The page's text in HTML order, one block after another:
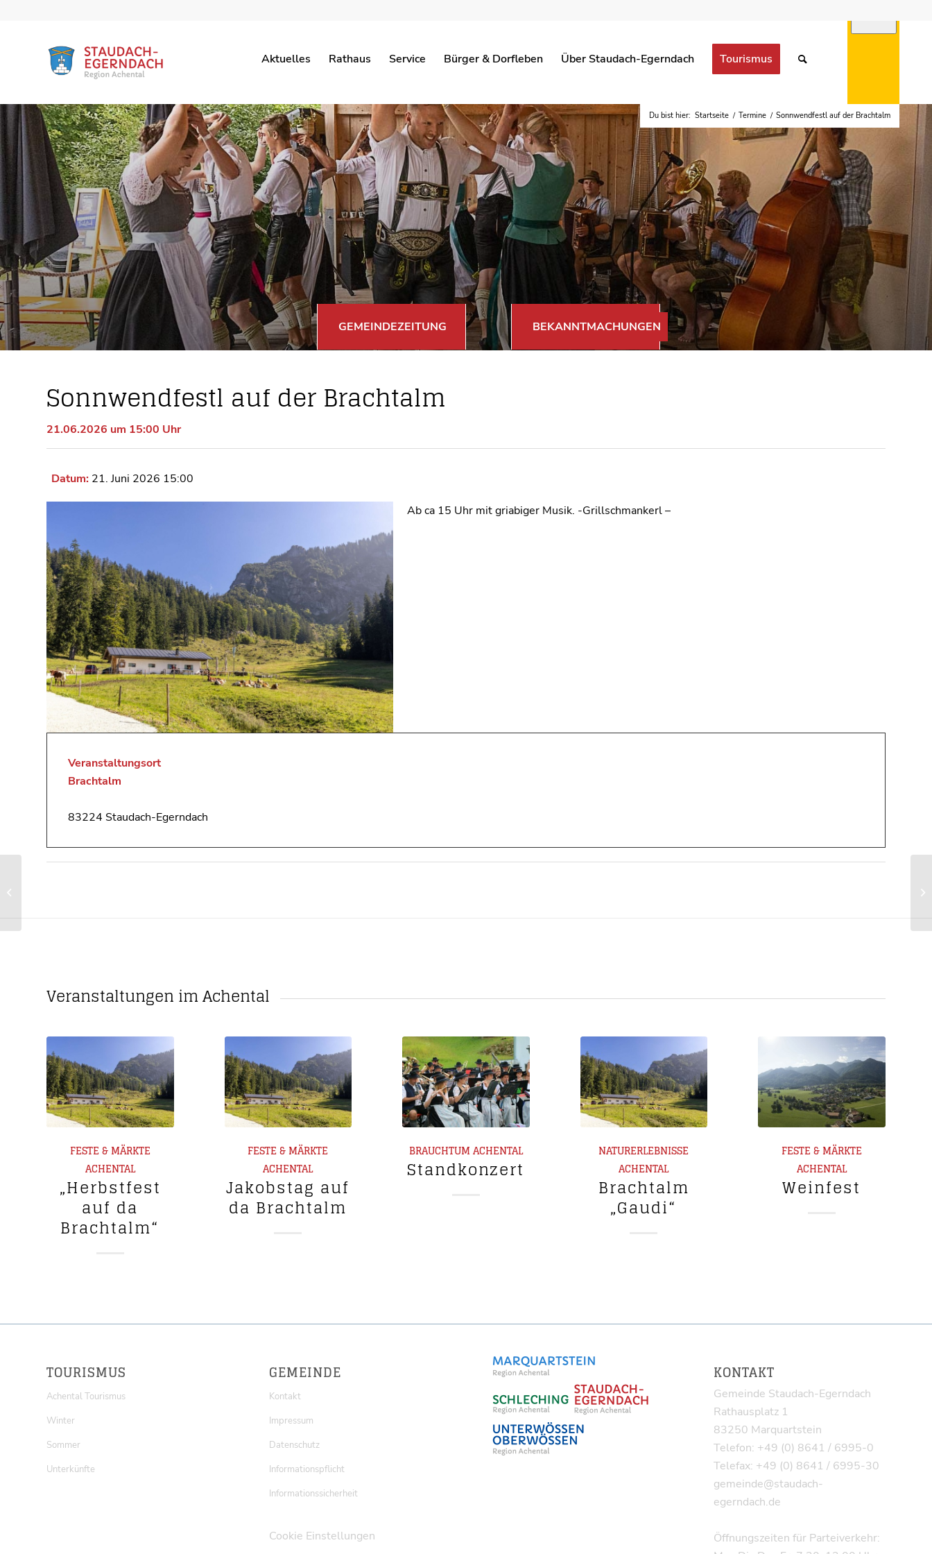
Aktuelles Rathaus Service Bürger & Dorfleben Über Staudach-Egerndach Tourismus
Du bist hier: Startseite / Termine / Sonnwendfestl auf der Brachtalm
GEMEINDEZEITUNG BEKANNTMACHUNGEN
Sonnwendfestl auf der Brachtalm
21.06.2026 um 15:00 Uhr
Datum: 21. Juni 2026 15:00
Ab ca 15 Uhr mit griabiger Musik. -Grillschmankerl –
Veranstaltungsort
Brachtalm
83224 Staudach-Egerndach
Veranstaltungen im Achental
FESTE & MÄRKTE
ACHENTAL
„Herbstfest
auf da
Brachtalm“
FESTE & MÄRKTE
ACHENTAL
Jakobstag auf
da Brachtalm
BRAUCHTUMACHENTAL
Standkonzert
NATURERLEBNISSE
ACHENTAL
Brachtalm
„Gaudi“
FESTE & MÄRKTE
ACHENTAL
Weinfest
TOURISMUS
Achental Tourismus
Winter
Sommer
Unterkünfte
GEMEINDE
Kontakt
Impressum
Datenschutz
Informationspflicht
Informationssicherheit
Cookie Einstellungen
KONTAKT
Gemeinde Staudach-Egerndach
Rathausplatz 1
83250 Marquartstein
Telefon: +49 (0) 8641 / 6995-0
Telefax: +49 (0) 8641 / 6995-30
gemeinde@staudach-
egerndach.de
Öffnungszeiten für Parteiverkehr: